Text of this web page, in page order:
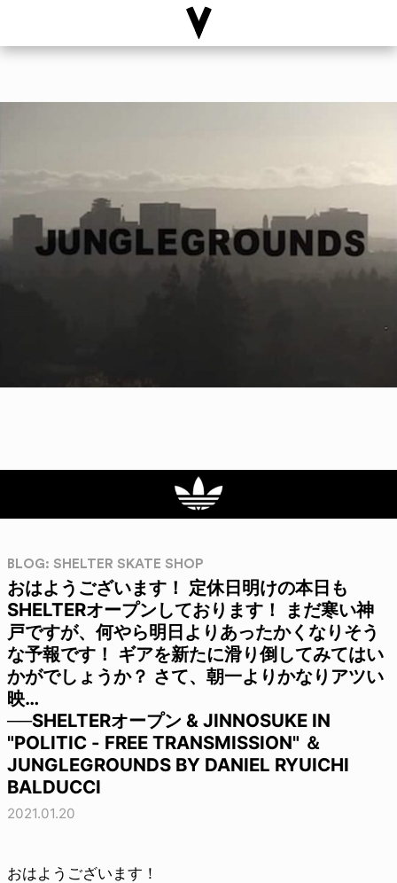
BLOG: SHELTER SKATE SHOP
おはようございます！ 定休日明けの本日も
SHELTERオープンしております！ まだ寒い神
戸ですが、何やら明日よりあったかくなりそう
な予報です！ ギアを新たに滑り倒してみてはい
かがでしょうか？ さて、朝一よりかなりアツい
映…
──SHELTERオープン & JINNOSUKE IN
"POLITIC - FREE TRANSMISSION" ＆
JUNGLEGROUNDS BY DANIEL RYUICHI
BALDUCCI
2021.01.20
おはようございます！